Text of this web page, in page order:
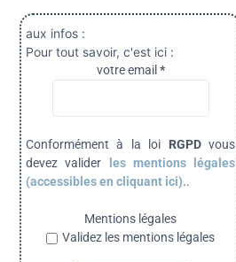
aux infos :
Pour tout savoir, c'est ici :
votre email *
Conformément à la loi RGPDvous
devez valider
les mentions légales
(accessibles en cliquant ici)..
Mentions légales
Validez les mentions légales